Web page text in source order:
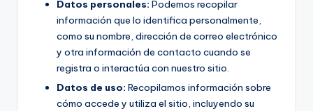
Datos personales: Podemos recopilar
información que lo identifica personalmente,
como su nombre, dirección de correo electrónico
y otra información de contacto cuando se
registra o interactúa con nuestro sitio.
Datos de uso: Recopilamos información sobre
cómo accede y utiliza el sitio, incluyendo su